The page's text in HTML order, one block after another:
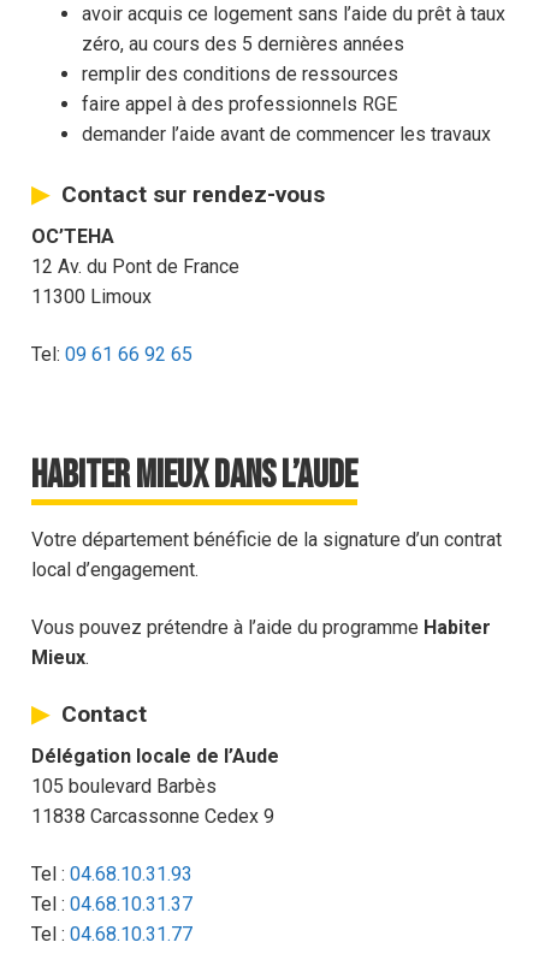
avoir acquis ce logement sans l’aide du prêt à taux
zéro, au cours des 5 dernières années
remplir des conditions de ressources
faire appel à des professionnels RGE
demander l’aide avant de commencer les travaux
Contact sur rendez-vous
OC’TEHA
12 Av. du Pont de France
11300 Limoux
Tel: 09 61 66 92 65
Habiter Mieux dans l’Aude
Votre département bénéficie de la signature d’un contrat
local d’engagement.
Vous pouvez prétendre à l’aide du programme Habiter
Mieux.
Contact
Délégation locale de l’Aude
105 boulevard Barbès
11838 Carcassonne Cedex 9
Tel : 04.68.10.31.93
Tel : 04.68.10.31.37
Tel : 04.68.10.31.77